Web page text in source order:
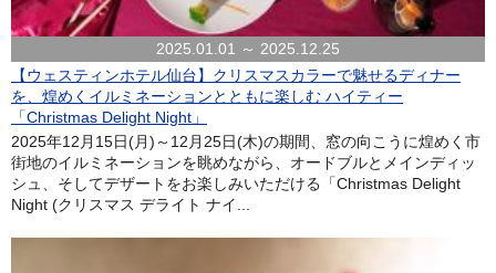
2025.01.01 ～ 2025.12.25
【ウェスティンホテル仙台】クリスマスカラーで魅せるディナー
を、煌めくイルミネーションとともに楽しむ ハイティー
「Christmas Delight Night」
2025年12月15日(月)～12月25日(木)の期間、窓の向こうに煌めく市
街地のイルミネーションを眺めながら、オードブルとメインディッ
シュ、そしてデザートをお楽しみいただける「Christmas Delight
Night (クリスマス デライト ナイ...